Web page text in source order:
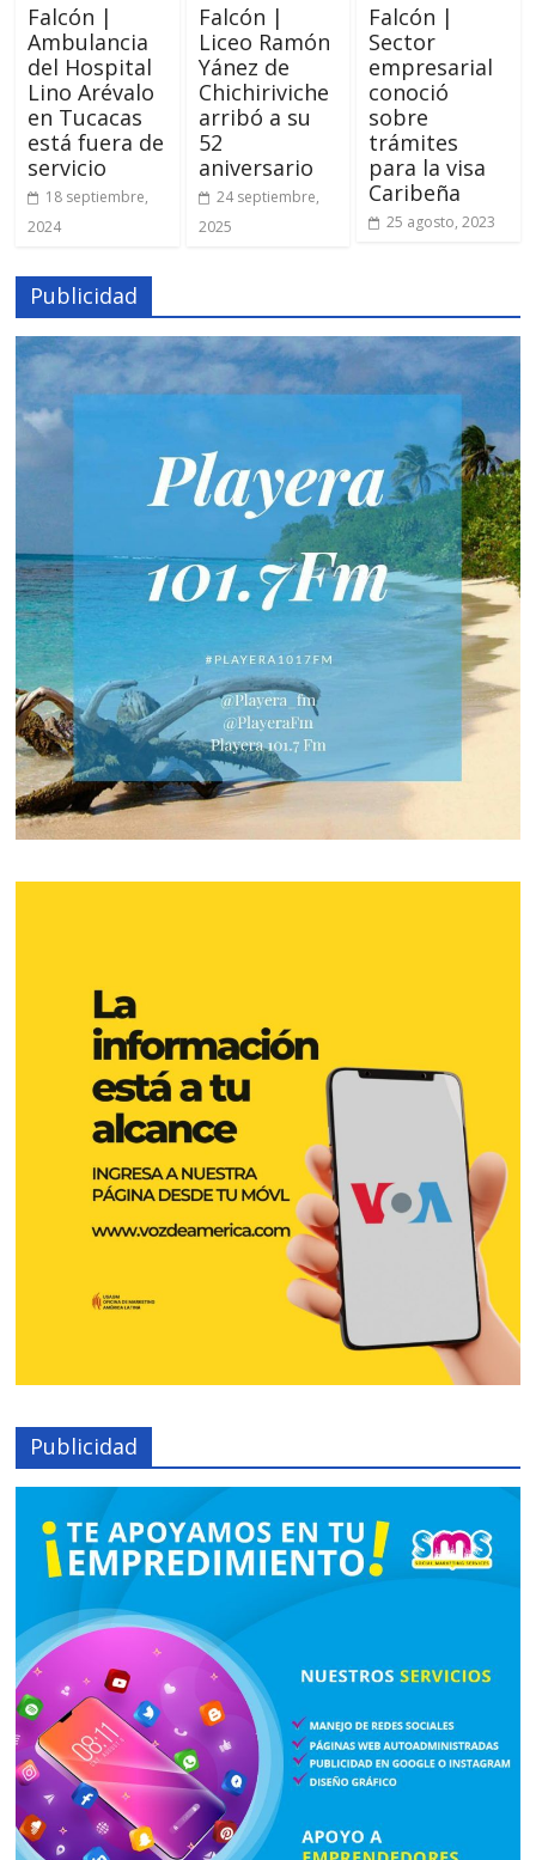
Falcón |
Ambulancia
del Hospital
Lino Arévalo
en Tucacas
está fuera de
servicio
18 septiembre,
2024
Falcón |
Liceo Ramón
Yánez de
Chichiriviche
arribó a su
52
aniversario
24 septiembre,
2025
Falcón |
Sector
empresarial
conoció
sobre
trámites
para la visa
Caribeña
25 agosto, 2023
Publicidad
Publicidad